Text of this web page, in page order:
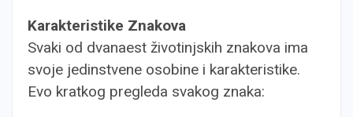
Karakteristike Znakova
Svaki od dvanaest životinjskih znakova ima
svoje jedinstvene osobine i karakteristike.
Evo kratkog pregleda svakog znaka: